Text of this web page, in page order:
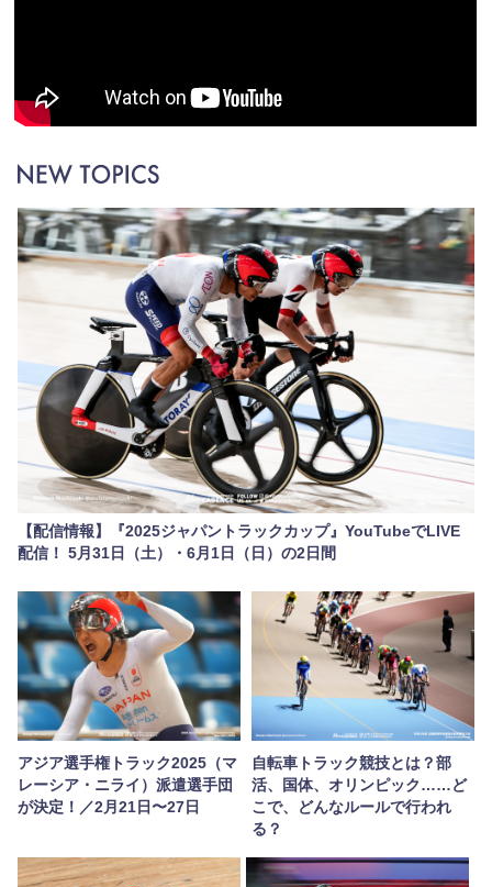
【配信情報】『2025ジャパントラックカップ』YouTubeでLIVE
配信！ 5月31日（土）・6月1日（日）の2日間
アジア選手権トラック2025（マ
レーシア・ニライ）派遣選手団
が決定！／2月21日〜27日
自転車トラック競技とは？部
活、国体、オリンピック……ど
こで、どんなルールで行われ
る？